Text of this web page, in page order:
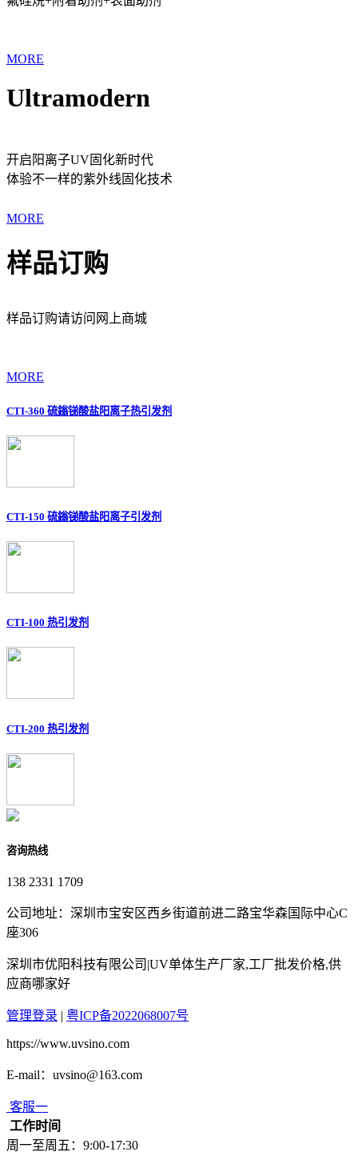
MORE
Ultramodern
开启阳离子UV固化新时代
体验不一样的紫外线固化技术
MORE
样品订购
样品订购请访问网上商城
MORE
CTI-360 硫鎓锑酸盐阳离子热引发剂
CTI-150 硫鎓锑酸盐阳离子引发剂
CTI-100 热引发剂
CTI-200 热引发剂
咨询热线
138 2331 1709
公司地址：深圳市宝安区西乡街道前进二路宝华森国际中心C
座306
深圳市优阳科技有限公司|UV单体生产厂家,工厂批发价格,供
应商哪家好
管理登录 | 粤ICP备2022068007号
https://www.uvsino.com
E-mail：uvsino@163.com
客服一
工作时间
周一至周五：9:00-17:30